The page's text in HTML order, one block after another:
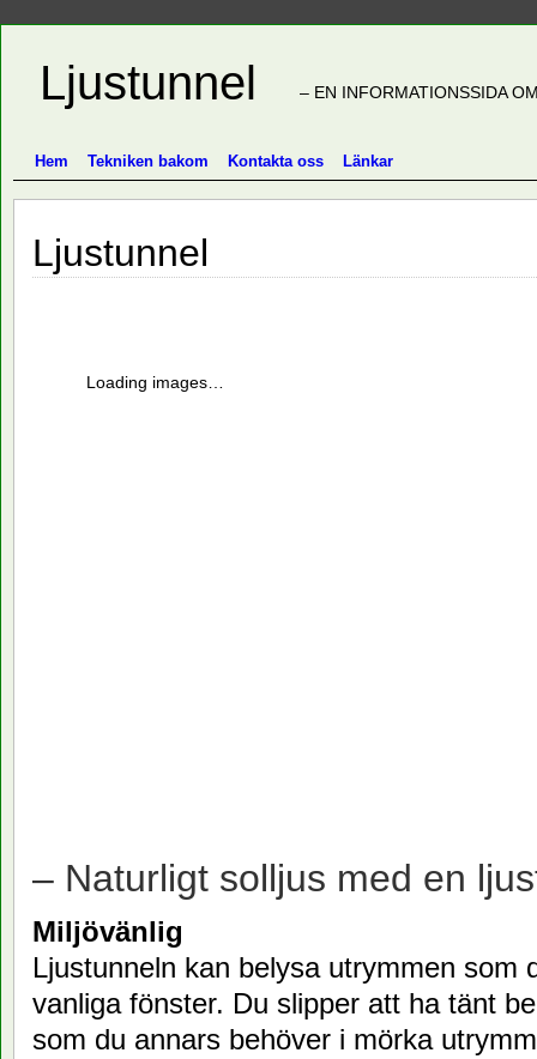
Ljustunnel – EN INFORMATIONSSIDA
Hem Tekniken bakom Kontakta oss Länkar
Ljustunnel
Loading images…
– Naturligt solljus med en
Miljövänlig
Ljustunneln kan belysa utrymmen som
vanliga fönster. Du slipper att ha tänt
som du annars behöver i mörka